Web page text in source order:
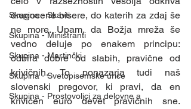
Skupina - Skavti
Skupina - Ministranti
Skupina - Martinčki
Skupina - Svetopisemske urice
Skupina - Prostovoljci za delovne a
dragocene bisere, do katerih za zdaj še
ne more. Upam, da Božja mreža še
vedno deluje po enakem principu:
odbira dobre od slabih, pravične od
krivičnih. To ponazarja tudi naš
slovenski pregovor, ki pravi, da en
krivičen euro devet pravičnih sne.